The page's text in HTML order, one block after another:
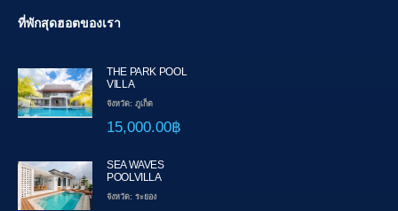
ที่พักสุดฮอตของเรา
THE PARK POOL
VILLA
จังหวัด: ภูเก็ต
15,000.00฿
SEA WAVES
POOLVILLA
จังหวัด: ระยอง